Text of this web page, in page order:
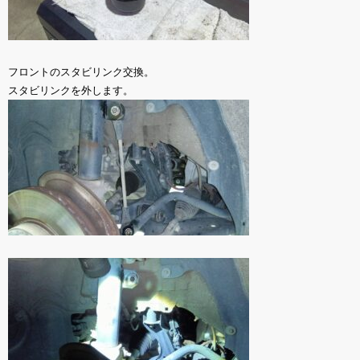
フロントのスタビリンク交換。
スタビリンクを外します。